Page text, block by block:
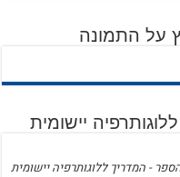
על התמונה
יישומית
- המדריך ללוגותרפיה יישומית